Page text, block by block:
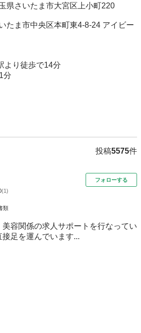
たま市中央区本町東4-8-24 アイビー
より徒歩で14分
分
投稿5575件
(1)
フォローする
類
容関係の求人サポートを行なってい
足を運んでいます...